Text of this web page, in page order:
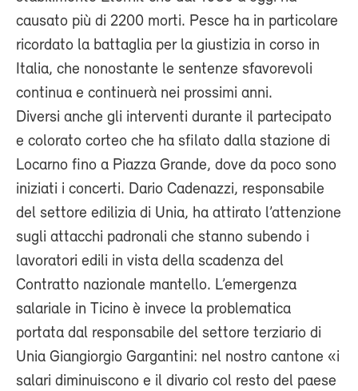
causato più di 2200 morti. Pesce ha in particolare
ricordato la battaglia per la giustizia in corso in
Italia, che nonostante le sentenze sfavorevoli
continua e continuerà nei prossimi anni.
Diversi anche gli interventi durante il partecipato
e colorato corteo che ha sfilato dalla stazione di
Locarno fino a Piazza Grande, dove da poco sono
iniziati i concerti. Dario Cadenazzi, responsabile
del settore edilizia di Unia, ha attirato l’attenzione
sugli attacchi padronali che stanno subendo i
lavoratori edili in vista della scadenza del
Contratto nazionale mantello. L’emergenza
salariale in Ticino è invece la problematica
portata dal responsabile del settore terziario di
Unia Giangiorgio Gargantini: nel nostro cantone «i
salari diminuiscono e il divario col resto del paese